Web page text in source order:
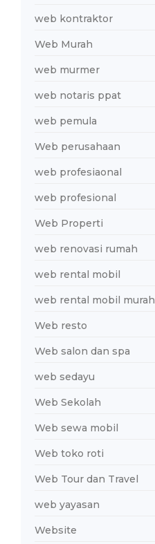
web kontraktor
Web Murah
web murmer
web notaris ppat
web pemula
Web perusahaan
web profesiaonal
web profesional
Web Properti
web renovasi rumah
web rental mobil
web rental mobil murah
Web resto
Web salon dan spa
web sedayu
Web Sekolah
Web sewa mobil
Web toko roti
Web Tour dan Travel
web yayasan
Website